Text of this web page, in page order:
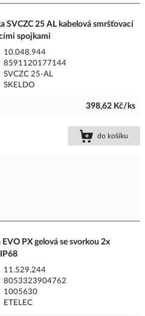
SVCZC 25 AL kabelová smršťovací
spojkami
10.048.944
8591120177144
SVCZC 25-AL
SKELDO
398,62 Kč/ks
do košíku
EVO PX gelová se svorkou 2x
11.529.244
8053323904762
1005630
ETELEC